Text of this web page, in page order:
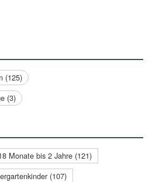
(125)
(3)
Monate bis 2 Jahre (121)
(107)